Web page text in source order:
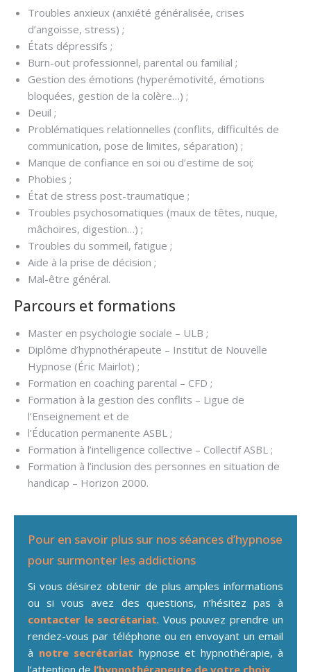
Troubles anxieux (anxiété généralisée, crises
d’angoisse, stress) ;
États dépressifs ;
Burn-out professionnel, parental ou familial ;
Gestion des émotions (hyperémotivité, émotions
bloquées, gestion de la colère…) ;
Deuil ;
Problématiques relationnelles (conflits, difficultés de
communication, pose de limites, séparation) ;
Manque de confiance en soi ou d’estime de soi;
Phobies ;
État de stress post-traumatique ;
Troubles psychosomatiques (maux de têtes, nuque,
mâchoires, digestion…) ;
Troubles du sommeil, fatigue ;
Aide à la prise de décision ;
Mal-être général.
Parcours et formations
Master en psychologie sociale – ULB ;
Diplôme d’hypnothérapeute – Institut de Nouvelle
Hypnose (Éric Mairlot) ;
Formation en coaching parental – CFD ;
Formation à la gestion des conflits – Ligue de
l’Enseignement et de
l’Éducation permanente ASBL ;
Formation à l’intelligence collective – Collectif ASBL ;
Formation à l’inclusion des personnes en situation de
handicap – Horizon 2000.
Pour en savoir plus sur nos séances d’hypnose
pour surmonter les addictions
Si vous désirez obtenir de plus amples informations
ou si vous avez des questions, n’hésitez pas à
contacter le secrétariat. Vous pouvez prendre un
rendez-vous par téléphone ou en envoyant un email
à notre secrétariat hypnose et hypnothérapie, à